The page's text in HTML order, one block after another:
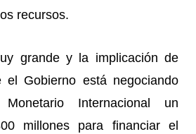
recursos.
grande y la implicación de
Gobierno está negociando
Internacional un
millones para financiar el